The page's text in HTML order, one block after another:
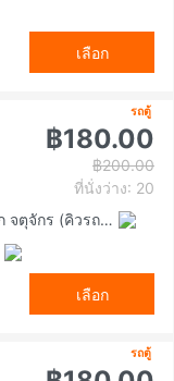
เลือก
รถตู้
฿180.00
฿200.00
ที่นั่งว่าง: 20
สถานีเดินรถโดยสารขนาดเล็ก จตุจักร (คิวรถตู้หมอชิต 2)
เลือก
รถตู้